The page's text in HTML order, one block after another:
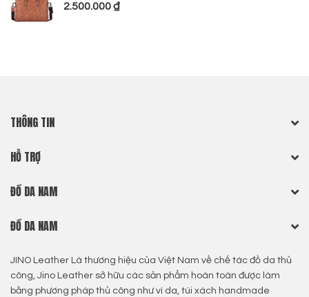
2.500.000₫
THÔNG TIN
HỖ TRỢ
ĐỒ DA NAM
ĐỒ DA NAM
JINO Leather Là thương hiệu của Việt Nam về chế tác đồ da thủ
công, Jino Leather sở hữu các sản phẩm hoàn toàn được làm
bằng phương pháp thủ công như ví da, túi xách handmade